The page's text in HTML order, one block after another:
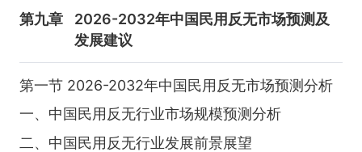
第九章
2026-2032年中国民用反无市场预测及
发展建议
第一节 2026-2032年中国民用反无市场预测分析
一、中国民用反无行业市场规模预测分析
二、中国民用反无行业发展前景展望